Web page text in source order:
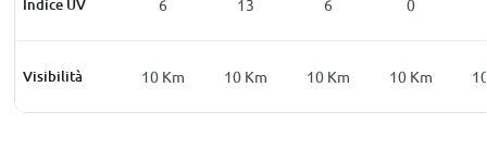
Indice UV
0 6 13 6 0
Visibilità
10Km 10 Km 10 Km 10 Km 10 Km